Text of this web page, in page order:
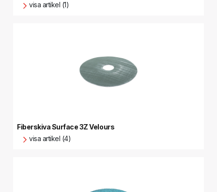
visa artikel (1)
Fiberskiva Surface 3Z Velours
visa artikel (4)